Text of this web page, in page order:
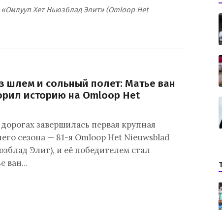
Хет Ньюзблад Элит» (Omloop Het
шлем и сольный полет: Матье ван
историю на Omloop Het
завершилась первая крупная
сезона — 81-я Omloop Het Nieuwsblad
Элит), и её победителем стал
ван…